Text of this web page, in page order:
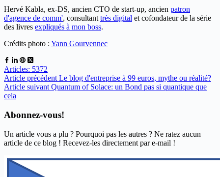
Hervé Kabla, ex-DS, ancien CTO de start-up, ancien patron
d'agence de comm', consultant très digital et cofondateur de la série
des livres expliqués à mon boss.
Crédits photo : Yann Gourvennec
Articles: 5372
Article précédent Le blog d'entreprise à 99 euros, mythe ou réalité?
Article suivant Quantum of Solace: un Bond pas si quantique que
cela
Abonnez-vous!
Un article vous a plu ? Pourquoi pas les autres ? Ne ratez aucun
article de ce blog ! Recevez-les directement par e-mail !